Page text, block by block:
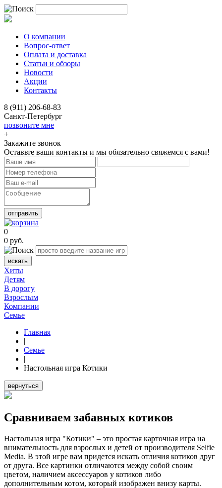
О компании
Вопрос-ответ
Оплата и доставка
Статьи и обзоры
Новости
Акции
Контакты
8 (911) 206-68-83
Санкт-Петербург
позвоните мне
+
Закажите звонок
Оставьте ваши контакты и мы обязательно свяжемся с вами!
отправить
0
0 руб.
искать
Хиты
Детям
В дорогу
Взрослым
Компании
Семье
Главная
|
Семье
|
Настольная игра Котики
вернуться
Сравниваем забавных котиков
Настольная игра "Котики" – это простая карточная игра на
внимательность для взрослых и детей от производителя Selfie
Media. В этой игре вам придется искать отличия котиков друг
от друга. Все картинки отличаются между собой своим
цветом, наличием аксессуаров у котиков либо
дополнительным котом, который изображен внизу карты.